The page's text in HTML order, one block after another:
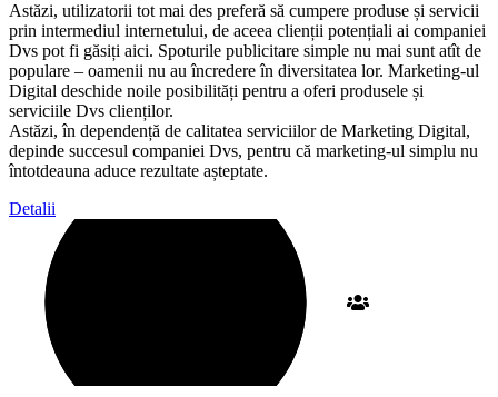
Astăzi, utilizatorii tot mai des preferă să cumpere produse și servicii
prin intermediul internetului, de aceea clienții potențiali ai companiei
Dvs pot fi găsiți aici. Spoturile publicitare simple nu mai sunt atît de
populare – oamenii nu au încredere în diversitatea lor. Marketing-ul
Digital deschide noile posibilități pentru a oferi produsele și
serviciile Dvs clienților.
Astăzi, în dependență de calitatea serviciilor de Marketing Digital,
depinde succesul companiei Dvs, pentru că marketing-ul simplu nu
întotdeauna aduce rezultate așteptate.
Detalii